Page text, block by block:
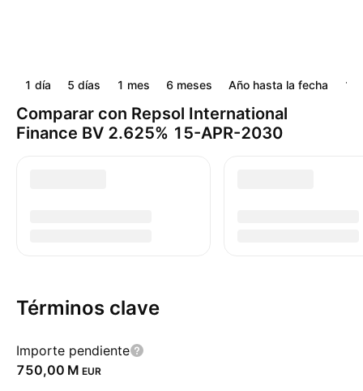
1 día 5 días 1 mes 6 meses Año hasta la fecha 1
Comparar con Repsol International
Finance BV 2.625% 15-APR-2030
Términos clave
Importe pendiente
‪750,00 M‬ EUR